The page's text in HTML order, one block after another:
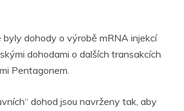
byly dohody o výrobě mRNA injekcí
dohodami o dalších transakcích
Pentagonem.
dohod jsou navrženy tak, aby